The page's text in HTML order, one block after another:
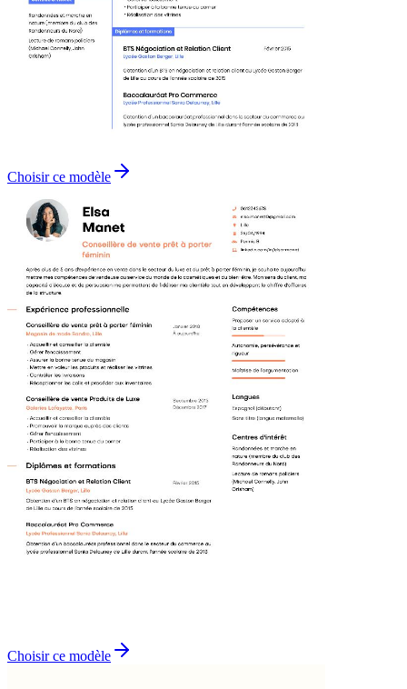
Choisir ce modèle
Choisir ce modèle